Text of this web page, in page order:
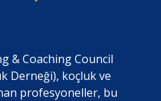
& Coaching Council
Derneği), koçluk ve
profesyoneller, bu